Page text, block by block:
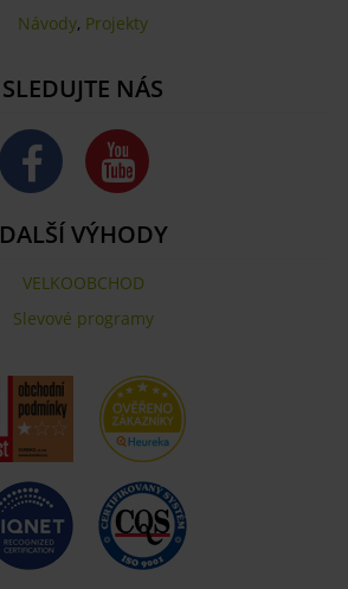
Návody, Projekty
SLEDUJTE NÁS
DALŠÍ VÝHODY
VELKOOBCHOD
Slevové programy